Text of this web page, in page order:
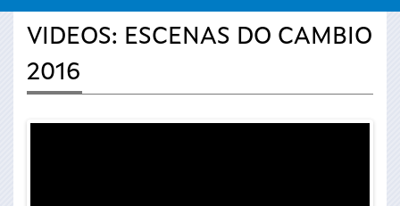
Vostede
aquí
VIDEOS: ESCENAS DO CAMBIO
2016